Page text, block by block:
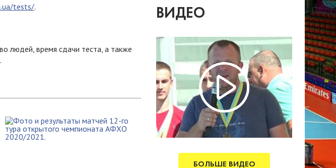
tests/.
людей, время сдачи теста, а также
ВИДЕО
БОЛЬШЕ ВИДЕО